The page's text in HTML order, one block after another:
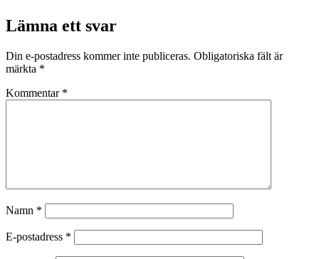
Lämna ett svar
Din e-postadress kommer inte publiceras. Obligatoriska fält är
märkta *
Kommentar *
Namn *
E-postadress *